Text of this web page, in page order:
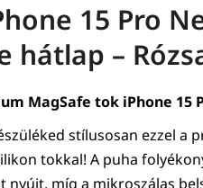
15 Pro
hátlap –
MagSafe tok iPhone 15
stílusosan ezzel a
tokkal! A puha
nyújt, míg a mikroszálas